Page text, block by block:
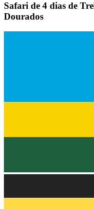
Safari de 4 dias de
Dourados